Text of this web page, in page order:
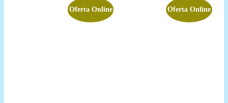
Oferta Online Oferta Online